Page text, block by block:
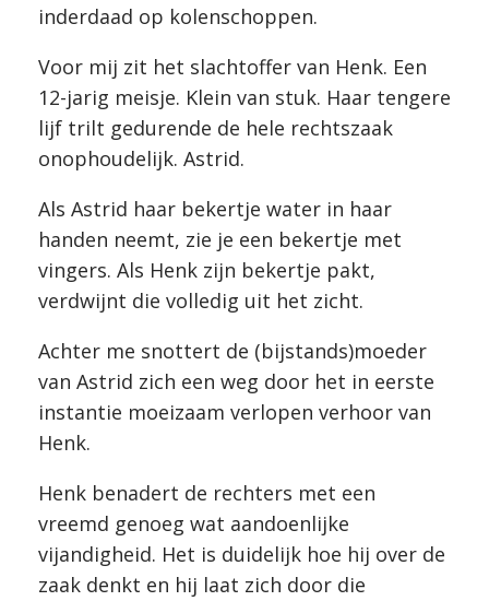
inderdaad op kolenschoppen.
Voor mij zit het slachtoffer van Henk. Een
12-jarig meisje. Klein van stuk. Haar tengere
lijf trilt gedurende de hele rechtszaak
onophoudelijk. Astrid.
Als Astrid haar bekertje water in haar
handen neemt, zie je een bekertje met
vingers. Als Henk zijn bekertje pakt,
verdwijnt die volledig uit het zicht.
Achter me snottert de (bijstands)moeder
van Astrid zich een weg door het in eerste
instantie moeizaam verlopen verhoor van
Henk.
Henk benadert de rechters met een
vreemd genoeg wat aandoenlijke
vijandigheid. Het is duidelijk hoe hij over de
zaak denkt en hij laat zich door die